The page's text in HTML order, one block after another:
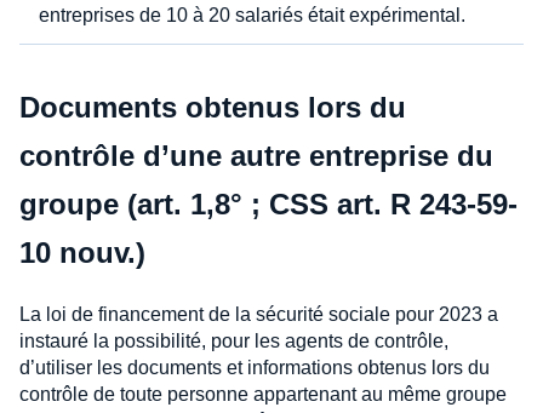
entreprises de 10 à 20 salariés était expérimental.
Documents obtenus lors du
contrôle d’une autre entreprise du
groupe (art. 1,8° ; CSS art. R 243-59-
10 nouv.)
La loi de financement de la sécurité sociale pour 2023 a
instauré la possibilité, pour les agents de contrôle,
d’utiliser les documents et informations obtenus lors du
contrôle de toute personne appartenant au même groupe